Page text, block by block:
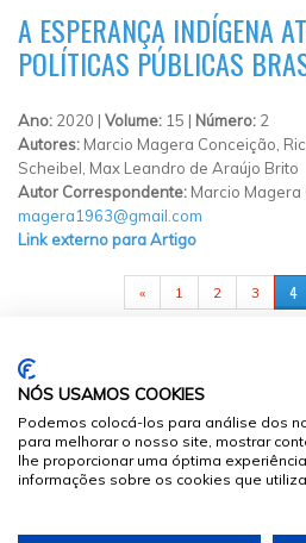
A ESPERANÇA INDÍGENA
POLÍTICAS PÚBLICAS
Ano: 2020 | Volume: 15 | Número: 2
Autores: Marcio Magera Conceição,
Scheibel, Max Leandro de Araújo Brito
Autor Correspondente: Marcio Magera
magera1963@gmail.com
Link externo para Artigo
« 1 2 3 4
NÓS USAMOS COOKIES
Podemos colocá-los para análise dos
para melhorar o nosso site, mostrar
lhe proporcionar uma óptima
informações sobre os cookies que